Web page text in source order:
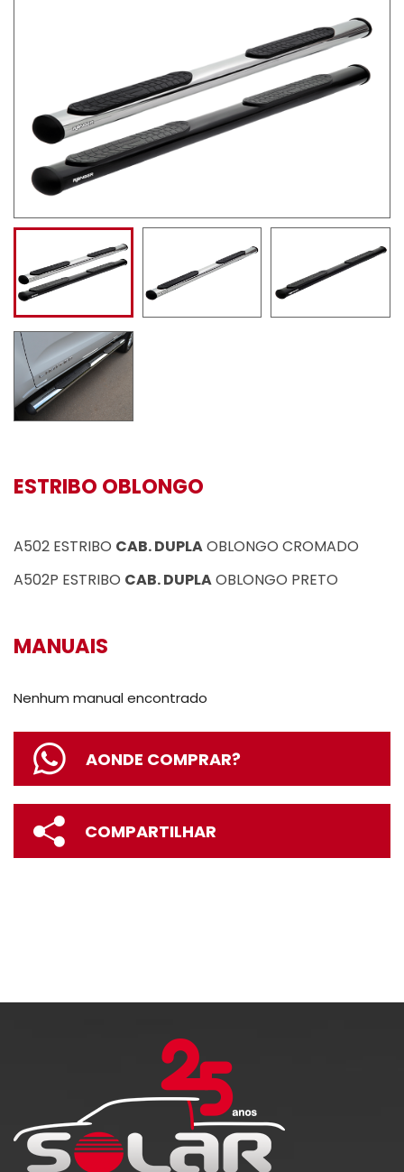
ESTRIBO OBLONGO
A502 ESTRIBO CAB. DUPLAOBLONGO CROMADO
A502P ESTRIBO CAB. DUPLAOBLONGO PRETO
MANUAIS
Nenhum manual encontrado
AONDE COMPRAR?
COMPARTILHAR